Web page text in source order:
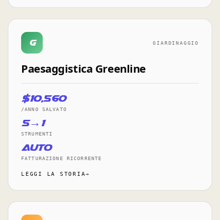
G GIARDINAGGIO
Paesaggistica Greenline
$10,560
/ANNO SALVATO
5→1
STRUMENTI
auto
FATTURAZIONE RICORRENTE
LEGGI LA STORIA→